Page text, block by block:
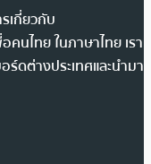
เกี่ยวกับ
คนไทย ในภาษาไทย เรา
ดต่างประเทศและนำมา